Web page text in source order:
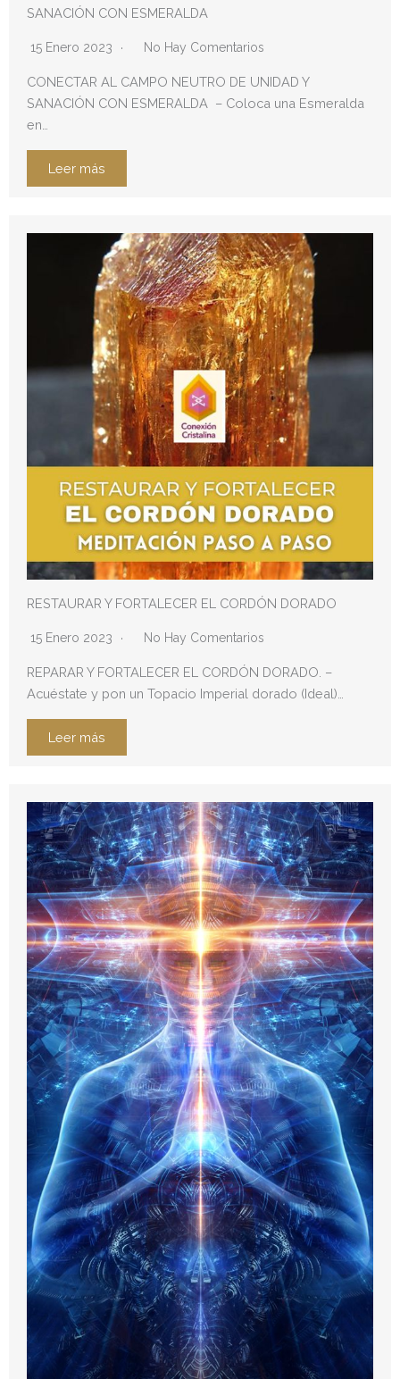
SANACIÓN CON ESMERALDA
15 Enero 2023 No Hay Comentarios
CONECTAR AL CAMPO NEUTRO DE UNIDAD Y
SANACIÓN CON ESMERALDA – Coloca una Esmeralda
en…
Leer más
RESTAURAR Y FORTALECER EL CORDÓN DORADO
15 Enero 2023 No Hay Comentarios
REPARAR Y FORTALECER EL CORDÓN DORADO. –
Acuéstate y pon un Topacio Imperial dorado (Ideal)…
Leer más